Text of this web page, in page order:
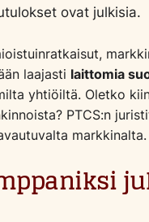
ovat julkisia.
laajasti laittomia
yhtiöiltä. Oletko
PTCS:n
markkinalta.